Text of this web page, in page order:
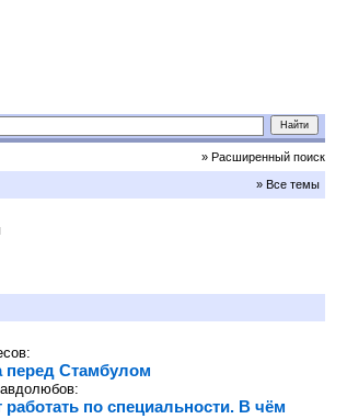
» Расширенный поиск
» Все темы
:
перед Стамбулом
:
работать по специальности. В чём